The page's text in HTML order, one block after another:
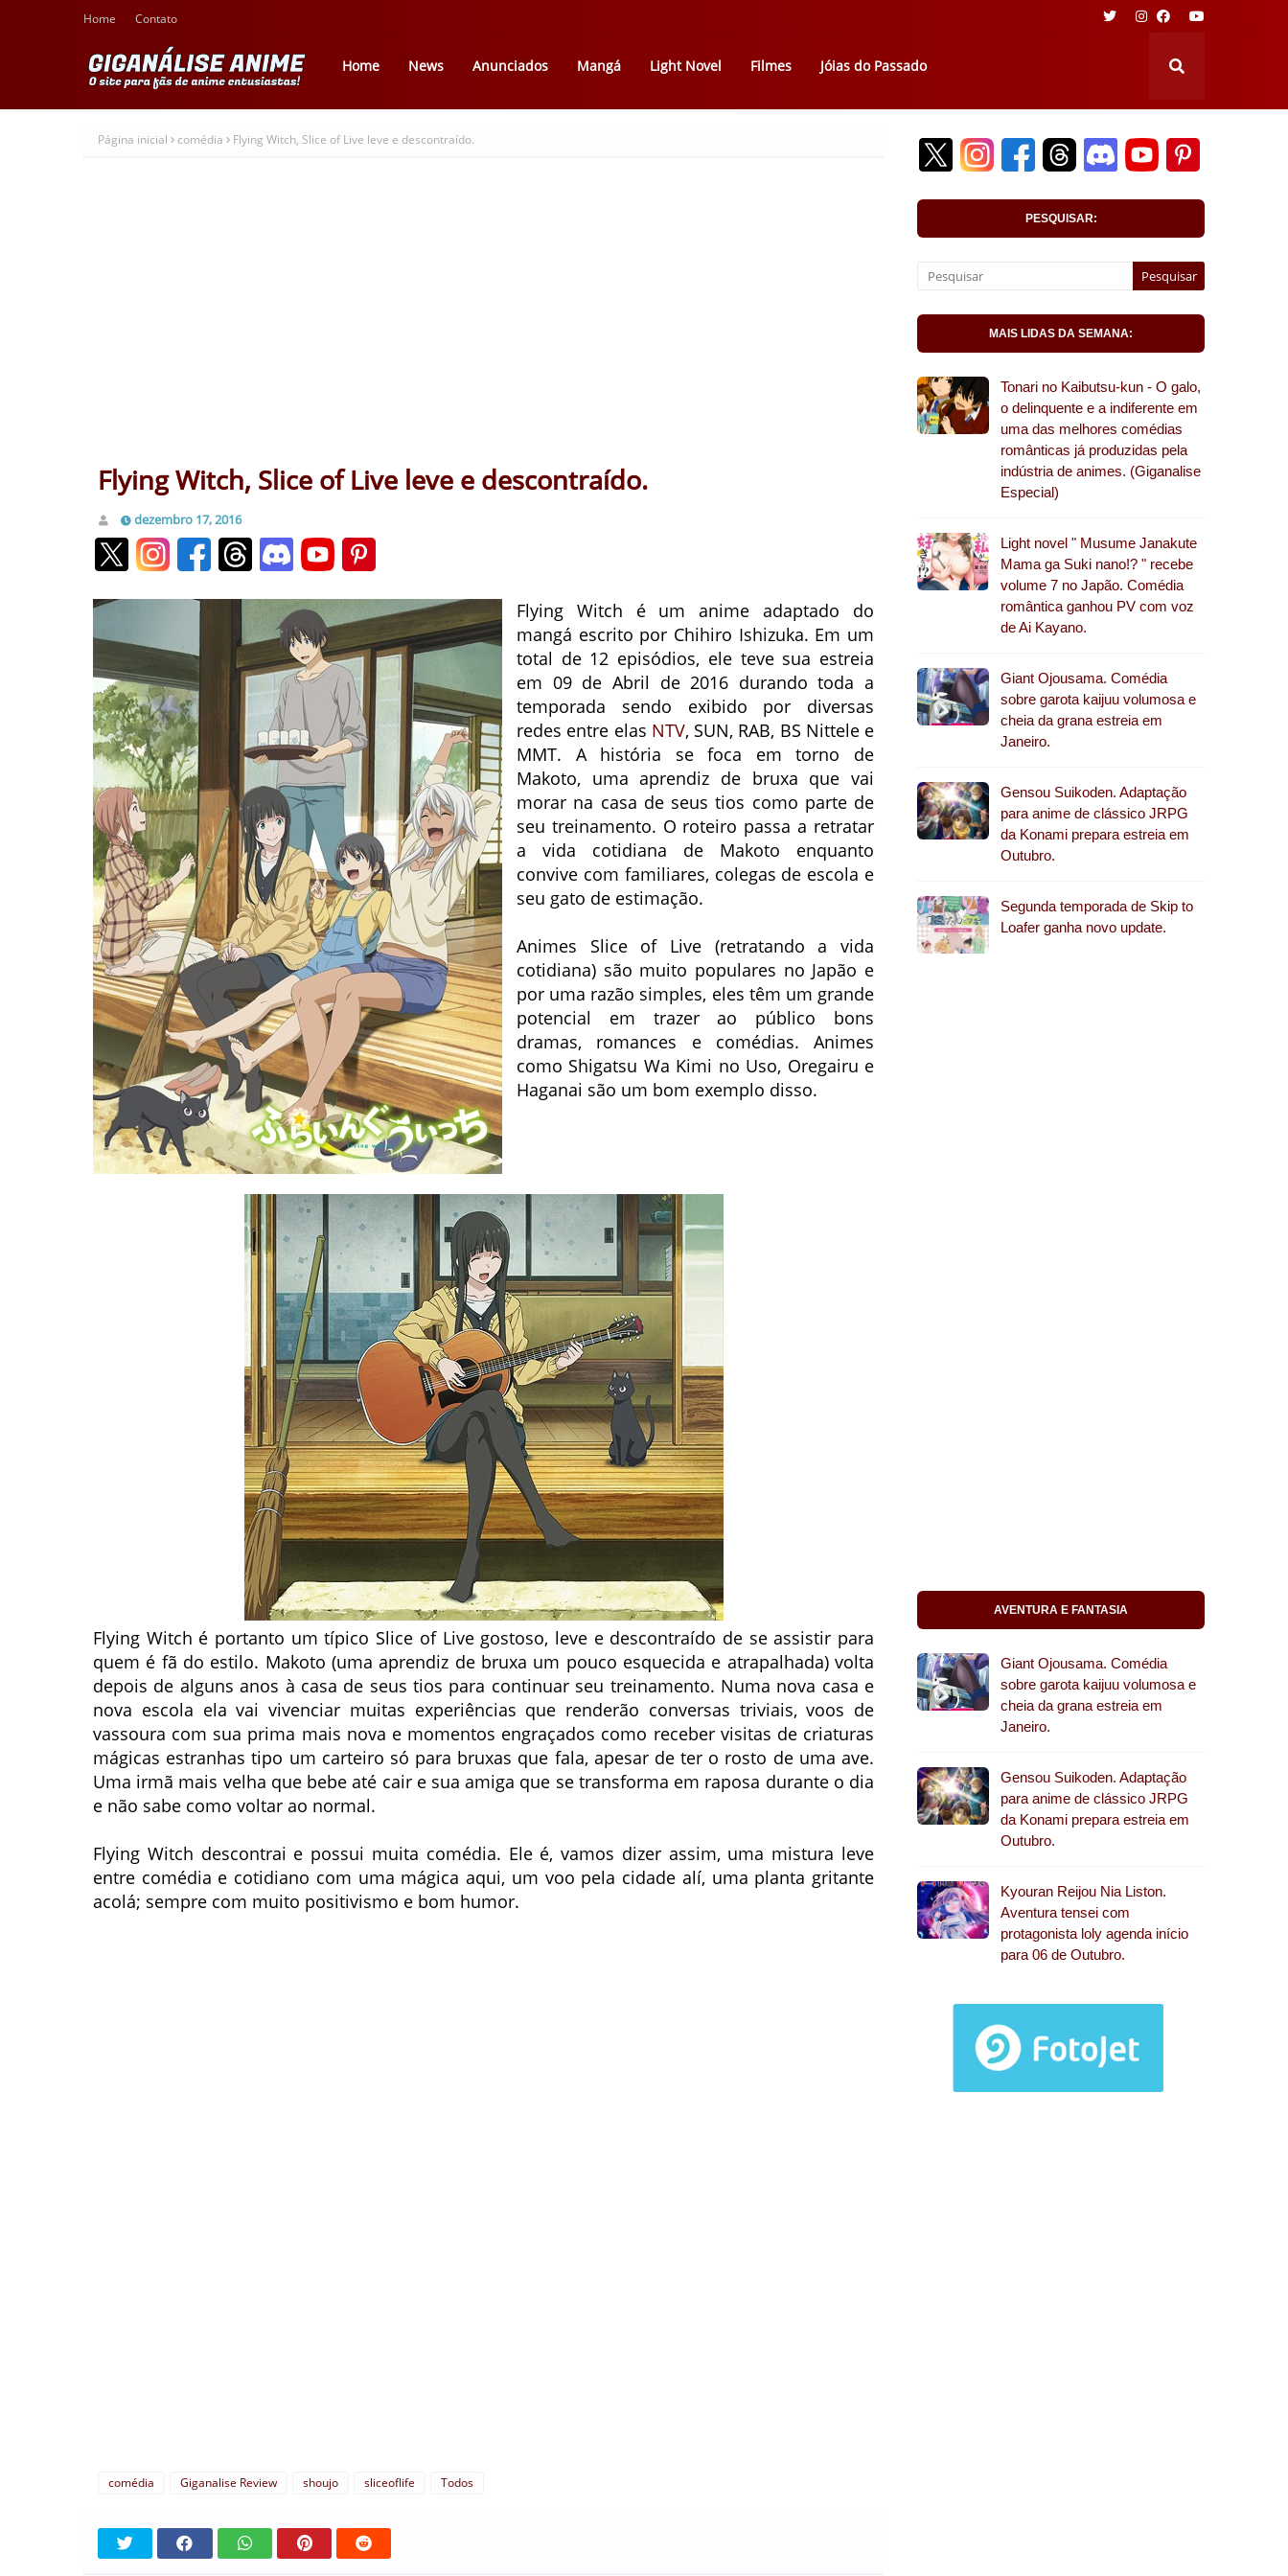
Home Contato
Home News Anunciados Mangá Light Novel Filmes Jóias do Passado
Página inicial comédia Flying Witch, Slice of Live leve e descontraído.
Flying Witch, Slice of Live leve e descontraído.
dezembro 17, 2016
Flying Witch é um anime adaptado do
mangá escrito por Chihiro Ishizuka. Em um
total de 12 episódios, ele teve sua estreia
em 09 de Abril de 2016 durando toda a
temporada sendo exibido por diversas
redes entre elas NTV, SUN, RAB, BS Nittele e
MMT. A história se foca em torno de
Makoto, uma aprendiz de bruxa que vai
morar na casa de seus tios como parte de
seu treinamento. O roteiro passa a retratar
a vida cotidiana de Makoto enquanto
convive com familiares, colegas de escola e
seu gato de estimação.
Animes Slice of Live (retratando a vida
cotidiana) são muito populares no Japão e
por uma razão simples, eles têm um grande
potencial em trazer ao público bons
dramas, romances e comédias. Animes
como Shigatsu Wa Kimi no Uso, Oregairu e
Haganai são um bom exemplo disso.
Flying Witch é portanto um típico Slice of Live gostoso, leve e descontraído de se assistir para
quem é fã do estilo. Makoto (uma aprendiz de bruxa um pouco esquecida e atrapalhada) volta
depois de alguns anos à casa de seus tios para continuar seu treinamento. Numa nova casa e
nova escola ela vai vivenciar muitas experiências que renderão conversas triviais, voos de
vassoura com sua prima mais nova e momentos engraçados como receber visitas de criaturas
mágicas estranhas tipo um carteiro só para bruxas que fala, apesar de ter o rosto de uma ave.
Uma irmã mais velha que bebe até cair e sua amiga que se transforma em raposa durante o dia
e não sabe como voltar ao normal.
Flying Witch descontrai e possui muita comédia. Ele é, vamos dizer assim, uma mistura leve
entre comédia e cotidiano com uma mágica aqui, um voo pela cidade alí, uma planta gritante
acolá; sempre com muito positivismo e bom humor.
comédia Giganalise Review shoujo sliceoflife Todos
PESQUISAR:
MAIS LIDAS DA SEMANA:
Tonari no Kaibutsu-kun - O galo,
o delinquente e a indiferente em
uma das melhores comédias
românticas já produzidas pela
indústria de animes. (Giganalise
Especial)
Light novel " Musume Janakute
Mama ga Suki nano!? " recebe
volume 7 no Japão. Comédia
romântica ganhou PV com voz
de Ai Kayano.
Giant Ojousama. Comédia
sobre garota kaijuu volumosa e
cheia da grana estreia em
Janeiro.
Gensou Suikoden. Adaptação
para anime de clássico JRPG
da Konami prepara estreia em
Outubro.
Segunda temporada de Skip to
Loafer ganha novo update.
AVENTURA E FANTASIA
Giant Ojousama. Comédia
sobre garota kaijuu volumosa e
cheia da grana estreia em
Janeiro.
Gensou Suikoden. Adaptação
para anime de clássico JRPG
da Konami prepara estreia em
Outubro.
Kyouran Reijou Nia Liston.
Aventura tensei com
protagonista loly agenda início
para 06 de Outubro.